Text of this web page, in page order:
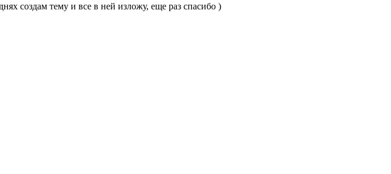
создам тему и все в ней изложу, еще раз спасибо )